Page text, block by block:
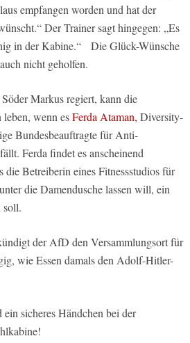
empfangen worden und hat der
Der Trainer sagt hingegen: „Es
in der Kabine.“ Die Glück-Wünsche
nicht geholfen.
Markus regiert, kann die
wenn esFerda Ataman, Diversity-
Bundesbeauftragte für Anti-
Ferda findet es anscheinend
die Betreiberin eines Fitnessstudios für
die Damendusche lassen will, ein
soll.
der AfD den Versammlungsort für
wie Essen damals den Adolf-Hitler-
sicheres Händchen bei der